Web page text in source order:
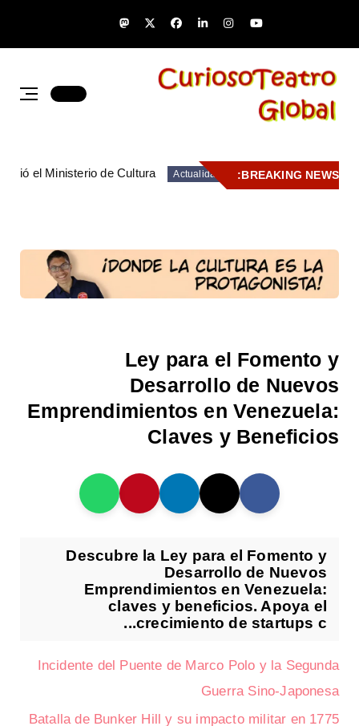
BREAKING NEWS:
Actualidad
el Ministerio de Cultura
Ley para el Fomento y
Desarrollo de Nuevos
Emprendimientos en Venezuela:
Claves y Beneficios
Descubre la Ley para el Fomento y
Desarrollo de Nuevos
Emprendimientos en Venezuela:
claves y beneficios. Apoya el
crecimiento de startups c...
Incidente del Puente de Marco Polo y la Segunda
Guerra Sino-Japonesa
Batalla de Bunker Hill y su impacto militar en 1775